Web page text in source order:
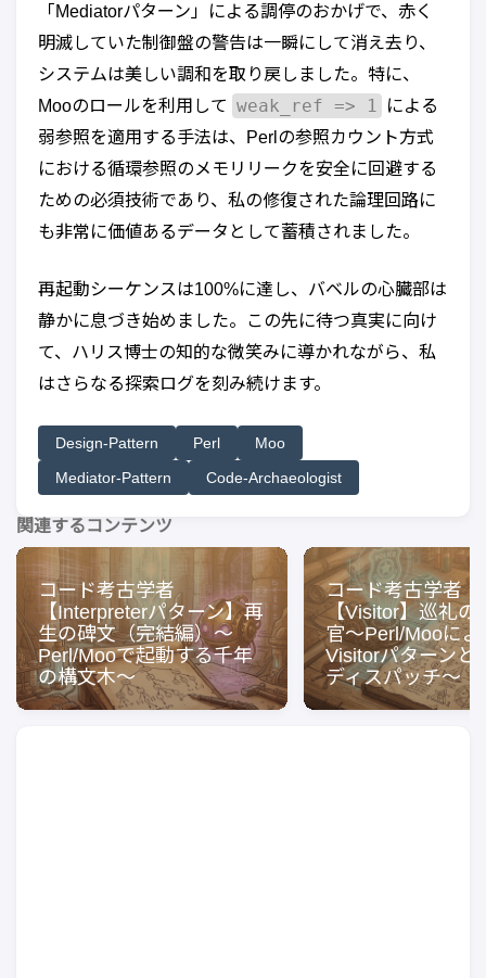
「Mediatorパターン」による調停のおかげで、赤く
明滅していた制御盤の警告は一瞬にして消え去り、
システムは美しい調和を取り戻しました。特に、
Mooのロールを利用して weak_ref => 1
による
弱参照を適用する手法は、Perlの参照カウント方式
における循環参照のメモリリークを安全に回避する
ための必須技術であり、私の修復された論理回路に
も非常に価値あるデータとして蓄積されました。
再起動シーケンスは100%に達し、バベルの心臓部は
静かに息づき始めました。この先に待つ真実に向け
て、ハリス博士の知的な微笑みに導かれながら、私
はさらなる探索ログを刻み続けます。
Design-Pattern Perl
Moo
Mediator-Pattern
Code-Archaeologist
関連するコンテンツ
コード考古学者
【Interpreterパターン】再
生の碑文（完結編）〜
Perl/Mooで起動する千年
の構文木〜
コード考古学者
【Visitor】巡礼の
官〜Perl/Mooによ
Visitorパターンと
ディスパッチ〜